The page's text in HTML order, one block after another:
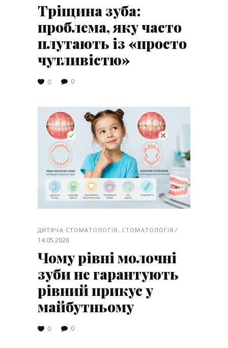
Тріщина зуба:
проблема, яку часто
плутають із «просто
чутливістю»
0 0
ДИТЯЧА СТОМАТОЛОГІЯ , СТОМАТОЛОГІЯ
14.05.2026
Чому рівні молочні
зуби не гарантують
рівний прикус у
майбутньому
0 0